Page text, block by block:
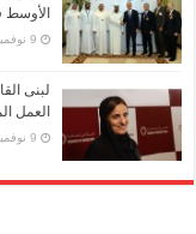
9 نوفمبر,2015
لبنى
العمل
9 نوفمبر,2015